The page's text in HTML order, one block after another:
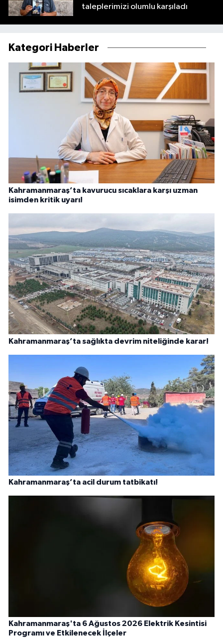
taleplerimizi olumlu karşıladı
Kategori Haberler
Kahramanmaraş’ta kavurucu sıcaklara karşı uzman
isimden kritik uyarı!
Kahramanmaraş’ta sağlıkta devrim niteliğinde karar!
Kahramanmaraş’ta acil durum tatbikatı!
Kahramanmaraş'ta 6 Ağustos 2026 Elektrik Kesintisi
Programı ve Etkilenecek İlçeler